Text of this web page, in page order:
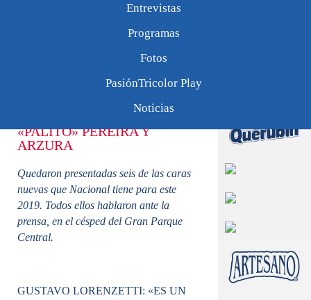
Entrevistas
Programas
Fotos
PasiónTricolor Play
Noticias
LORENZETTI, CARBALLO,
«PALITO» PEREIRA Y
ARZURA
Quedaron presentadas seis de las caras
nuevas que Nacional tiene para este
2019. Todos ellos hablaron ante la
prensa, en el césped del Gran Parque
Central.
GUSTAVO LORENZETTI: «ES UN